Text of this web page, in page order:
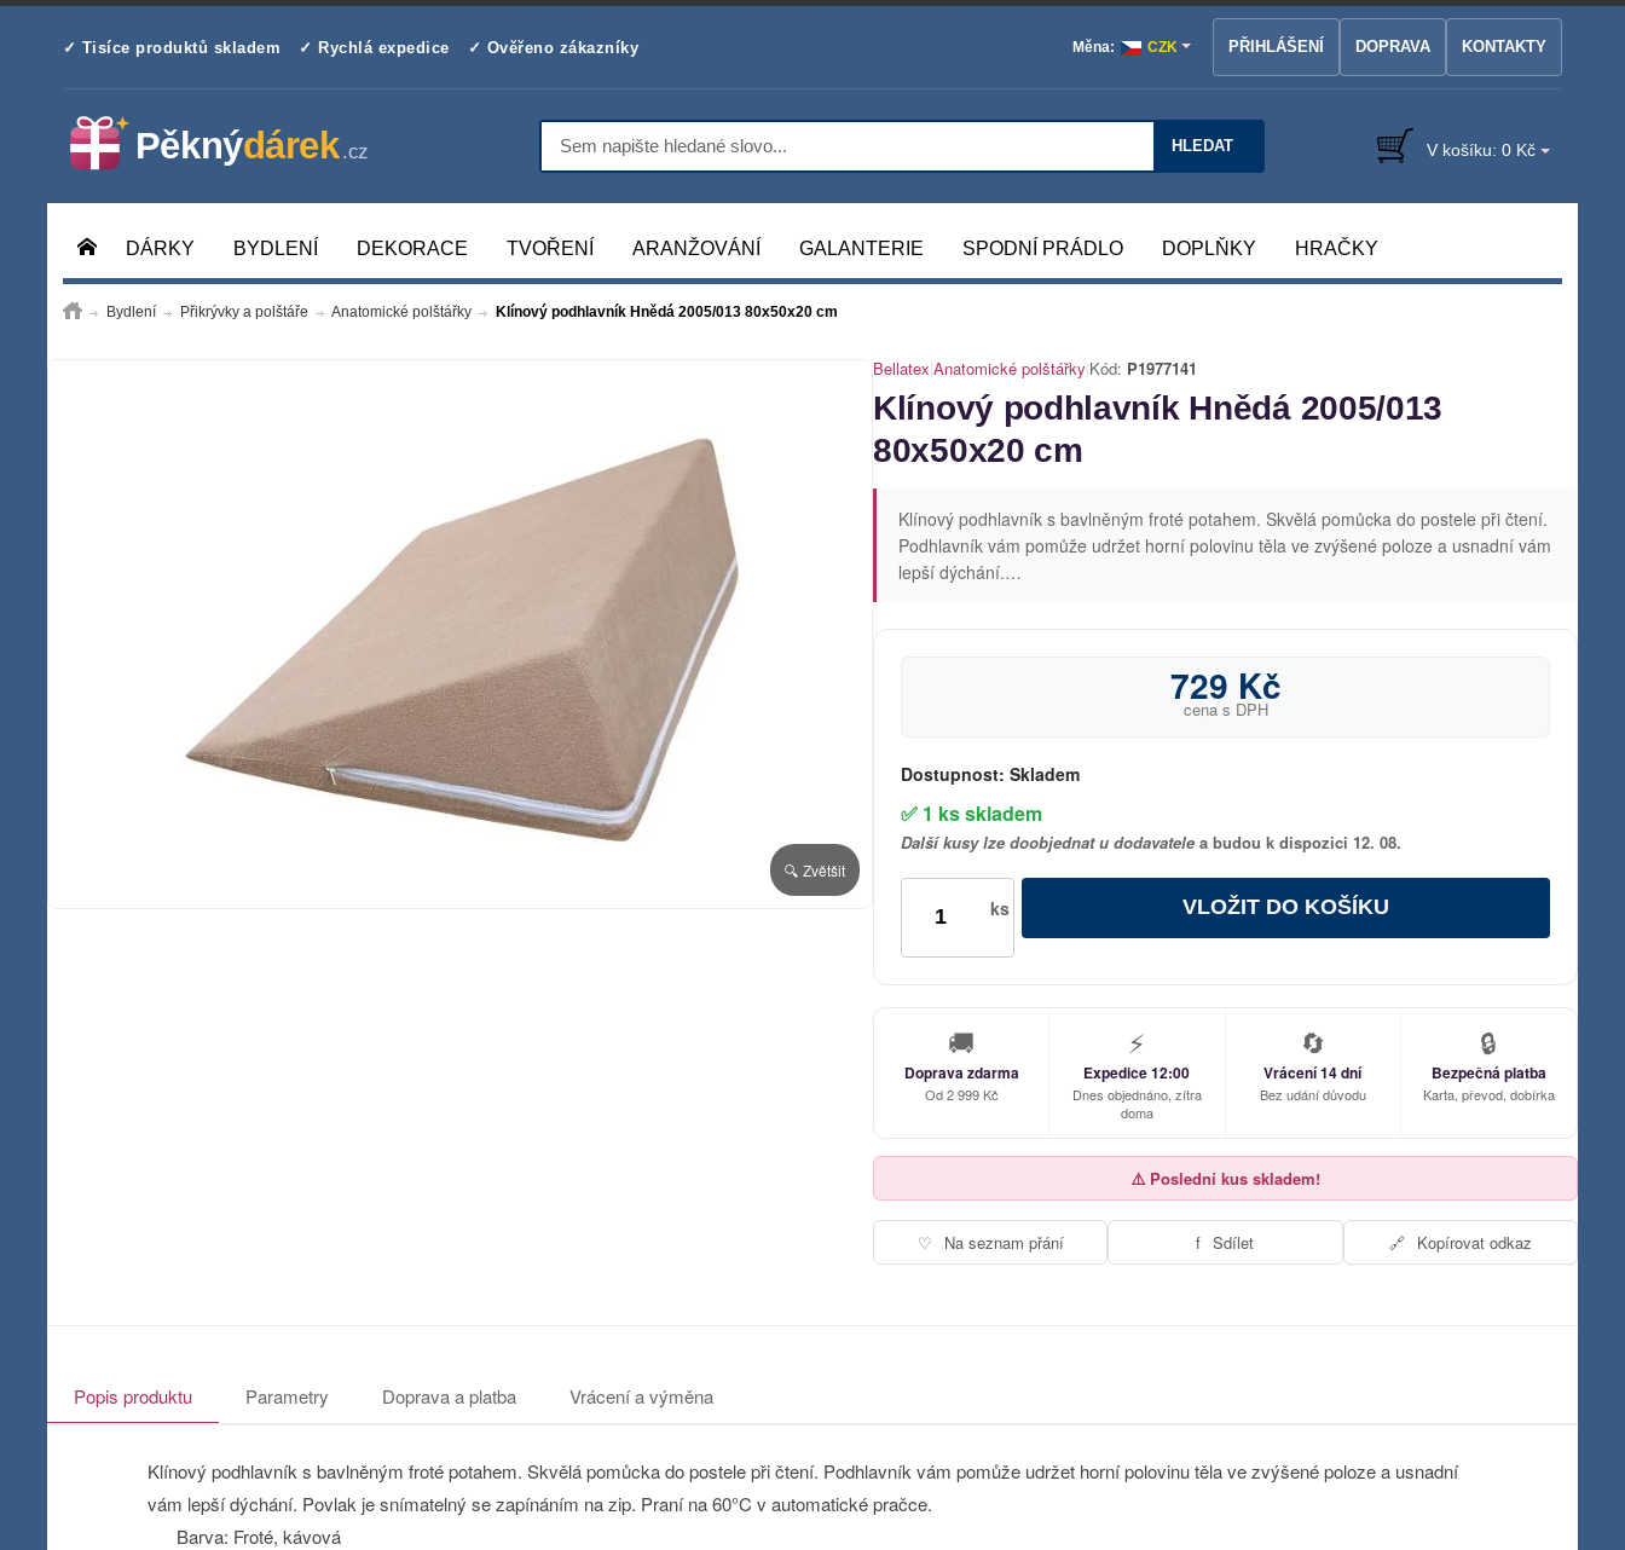
✓ Tisíce produktů skladem ✓ Rychlá expedice ✓ Ověřeno zákazníky Měna: CZK PŘIHLÁŠENÍ DOPRAVA KONTAKTY
HLEDAT V košíku: 0 Kč
DÁRKY BYDLENÍ DEKORACE TVOŘENÍ ARANŽOVÁNÍ GALANTERIE SPODNÍ PRÁDLO DOPLŇKY HRAČKY
Bydlení Přikrývky a polštáře Anatomické polštářky Klínový podhlavník Hnědá 2005/013 80x50x20 cm
🔍 Zvětšit
Bellatex|Anatomické polštářky|Kód: P1977141
Klínový podhlavník Hnědá 2005/013
80x50x20 cm
Klínový podhlavník s bavlněným froté potahem. Skvělá pomůcka do postele při čtení.
Podhlavník vám pomůže udržet horní polovinu těla ve zvýšené poloze a usnadní vám
lepší dýchání.…
729 Kč
cena s DPH
Dostupnost: Skladem
✅ 1 ks skladem
Další kusy lze doobjednat u dodavatele a budou k dispozici 12. 08.
ks VLOŽIT DO KOŠÍKU
🚚
Doprava zdarma
Od 2 999 Kč
⚡
Expedice 12:00
Dnes objednáno, zítra
doma
🔄
Vrácení 14 dní
Bez udání důvodu
🔒
Bezpečná platba
Karta, převod, dobírka
⚠️ Poslední kus skladem!
♡ Na seznam přání f Sdílet 🔗 Kopírovat odkaz
Popis produktu Parametry Doprava a platba Vrácení a výměna
Klínový podhlavník s bavlněným froté potahem. Skvělá pomůcka do postele při čtení. Podhlavník vám pomůže udržet horní polovinu těla ve zvýšené poloze a usnadní
vám lepší dýchání. Povlak je snímatelný se zapínáním na zip. Praní na 60°C v automatické pračce.
Barva: Froté, kávová